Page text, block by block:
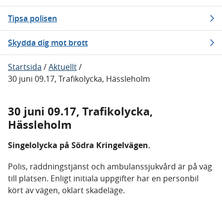
Tipsa polisen
Skydda dig mot brott
Startsida /Aktuellt/
30 juni 09.17, Trafikolycka, Hässleholm
30 juni 09.17, Trafikolycka,
Hässleholm
Singelolycka på Södra Kringelvägen.
Polis, räddningstjänst och ambulanssjukvård är på väg
till platsen. Enligt initiala uppgifter har en personbil
kört av vägen, oklart skadeläge.